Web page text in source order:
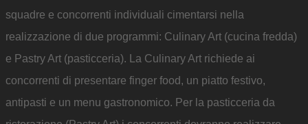
squadre e concorrenti individuali cimentarsi nella
realizzazione di due programmi: Culinary Art (cucina fredda)
e Pastry Art (pasticceria). La Culinary Art richiede ai
concorrenti di presentare finger food, un piatto festivo,
antipasti e un menu gastronomico. Per la pasticceria da